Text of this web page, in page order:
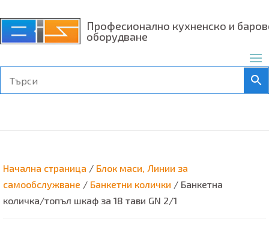
Професионално кухненско и
оборудване
Начална страница / Блок маси, Линии за
самообслужване / Банкетни колички / Банкетна
количка/топъл шкаф за 18 тави GN 2/1